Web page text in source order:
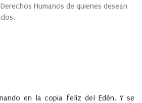
Humanos de quienes desean
en la copia feliz del Edén. Y se